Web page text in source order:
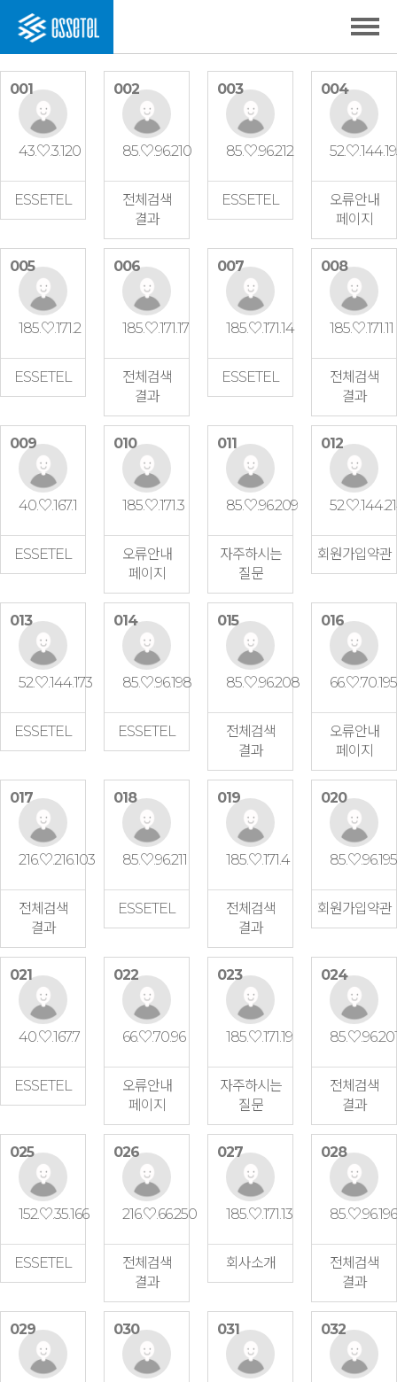
001
43.♡.3.120
ESSETEL
002
85.♡.96.210
전체검색
결과
003
85.♡.96.212
ESSETEL
004
오류안내
페이지
005
185.♡.171.2
ESSETEL
006
185.♡.171.17
전체검색
결과
007
185.♡.171.14
ESSETEL
008
185.♡.171.11
전체검색
결과
009
40.♡.167.1
ESSETEL
010
185.♡.171.3
오류안내
페이지
011
85.♡.96.209
자주하시는
질문
012
회원가입약관
013
52.♡.144.173
ESSETEL
014
85.♡.96.198
ESSETEL
015
85.♡.96.208
전체검색
결과
016
66.♡.70.195
오류안내
페이지
017
216.♡.216.103
전체검색
결과
018
85.♡.96.211
ESSETEL
019
185.♡.171.4
전체검색
결과
020
85.♡.96.195
회원가입약관
021
40.♡.167.7
ESSETEL
022
66.♡.70.96
오류안내
페이지
023
185.♡.171.19
자주하시는
질문
024
전체검색
결과
025
152.♡.35.166
ESSETEL
026
216.♡.66.250
전체검색
결과
027
185.♡.171.13
회사소개
028
85.♡.96.196
전체검색
결과
029 030 031 032